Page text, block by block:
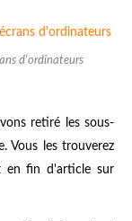
d'ordinateurs
retiré les sous-
Vous les trouverez
en fin d'article sur